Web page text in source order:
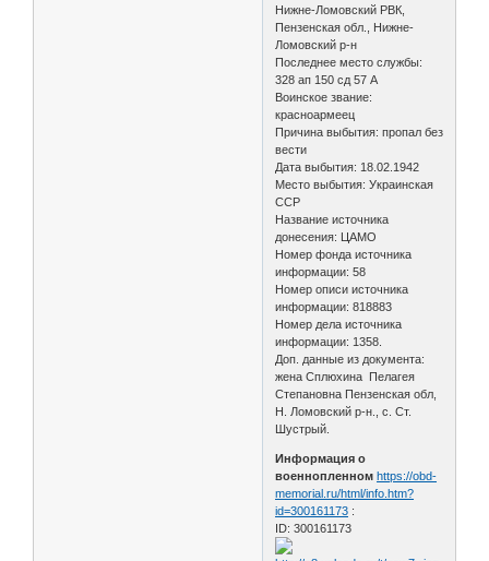
Нижне-Ломовский РВК,
Пензенская обл., Нижне-
Ломовский р-н
Последнее место службы:
328 ап 150 сд 57 А
Воинское звание:
красноармеец
Причина выбытия: пропал без
вести
Дата выбытия: 18.02.1942
Место выбытия: Украинская
ССР
Название источника
донесения: ЦАМО
Номер фонда источника
информации: 58
Номер описи источника
информации: 818883
Номер дела источника
информации: 1358.
Доп. данные из документа:
жена Сплюхина Пелагея
Степановна Пензенская обл,
Н. Ломовский р-н., с. Ст.
Шустрый.
Информация о
военнопленном https://obd-
memorial.ru/html/info.htm?
id=300161173 :
ID: 300161173